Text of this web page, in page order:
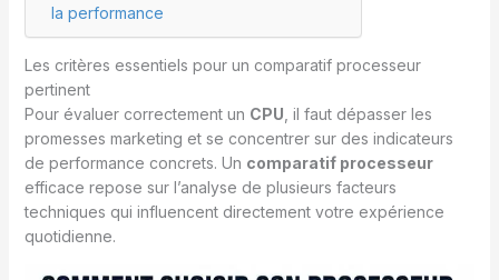
la performance
Les critères essentiels pour un comparatif processeur
pertinent
Pour évaluer correctement un CPU , il faut dépasser les
promesses marketing et se concentrer sur des indicateurs
de performance concrets. Un comparatif processeur
efficace repose sur l’analyse de plusieurs facteurs
techniques qui influencent directement votre expérience
quotidienne.